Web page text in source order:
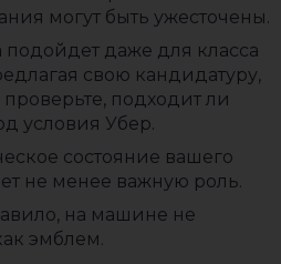
могут быть ужесточены.
даже для класса
свою кандидатуру,
подходит ли
условия Убер.
состояние вашего
не менее важную роль.
на машине не
эмблем.